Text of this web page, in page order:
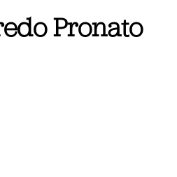
Pronato